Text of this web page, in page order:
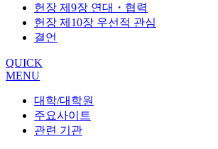
헌장 제9장 연대・협력
헌장 제10장 우선적 관심
결언
QUICK
MENU
대학/대학원
주요사이트
관련 기관